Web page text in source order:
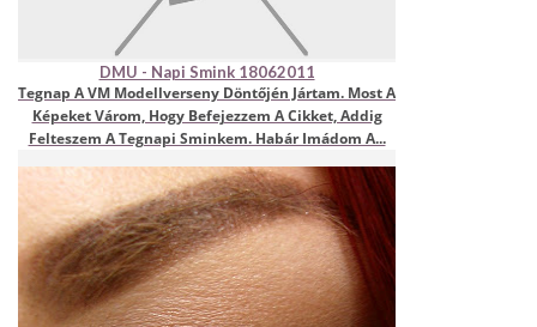
DMU - Napi Smink 18062011
Tegnap A VM Modellverseny Döntőjén Jártam. Most A
Képeket Várom, Hogy Befejezzem A Cikket, Addig
Felteszem A Tegnapi Sminkem. Habár Imádom A...